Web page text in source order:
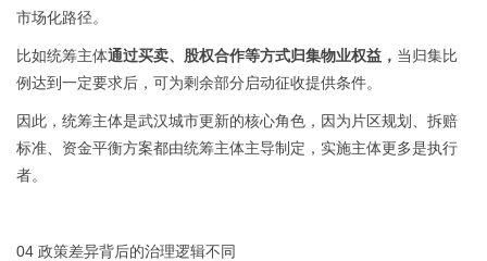
市场化路径。
比如统筹主体通过买卖、股权合作等方式归集物业权益， 当归集比
例达到一定要求后，可为剩余部分启动征收提供条件。
因此，统筹主体是武汉城市更新的核心角色，因为片区规划、拆赔
标准、资金平衡方案都由统筹主体主导制定，实施主体更多是执行
者。
04 政策差异背后的治理逻辑不同